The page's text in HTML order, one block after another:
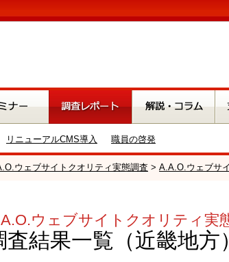
リニューアルCMS導入 職員の啓発
ウェブサイトクオリティ実態調査 > A.A.O.ウェブサ
ウェブサイトクオリティ実
査結果一覧（近畿地方）